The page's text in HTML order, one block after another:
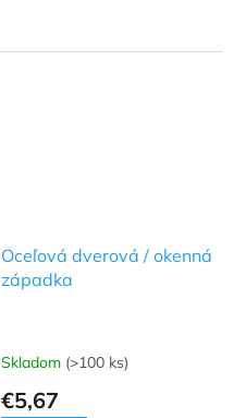
Oceľová dverová / okenná
západka
Priemerné
produktu
Skladom (>100 ks)
€5,67